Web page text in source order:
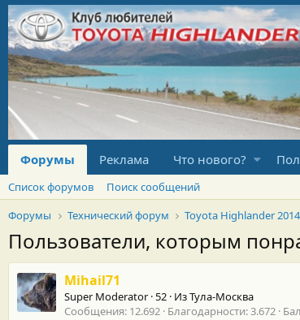
Форумы Реклама Что нового?
Список форумов
Поиск сообщений
Форумы
Технический форум Toyota Highlander 2014
Пользователи, которым
Mihail71
Super Moderator ·52 · ИзТула-Москва
Сообщения 12.692 Благодарности 3.672